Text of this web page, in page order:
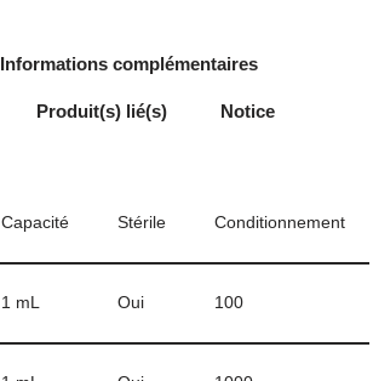
Informations complémentaires
Produit(s) lié(s) Notice
Capacité Stérile Conditionnement
1 mL Oui 100